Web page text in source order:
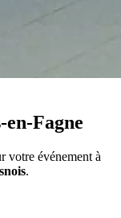
Fagne
votre événement à
.